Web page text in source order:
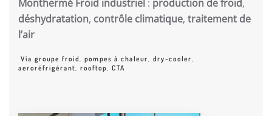
Monthermé Froid industriel : production de froid,
déshydratation, contrôle climatique, traitement de
l’air
Via groupe froid, pompes à chaleur, dry-cooler,
aeroréfrigérant, rooftop, CTA